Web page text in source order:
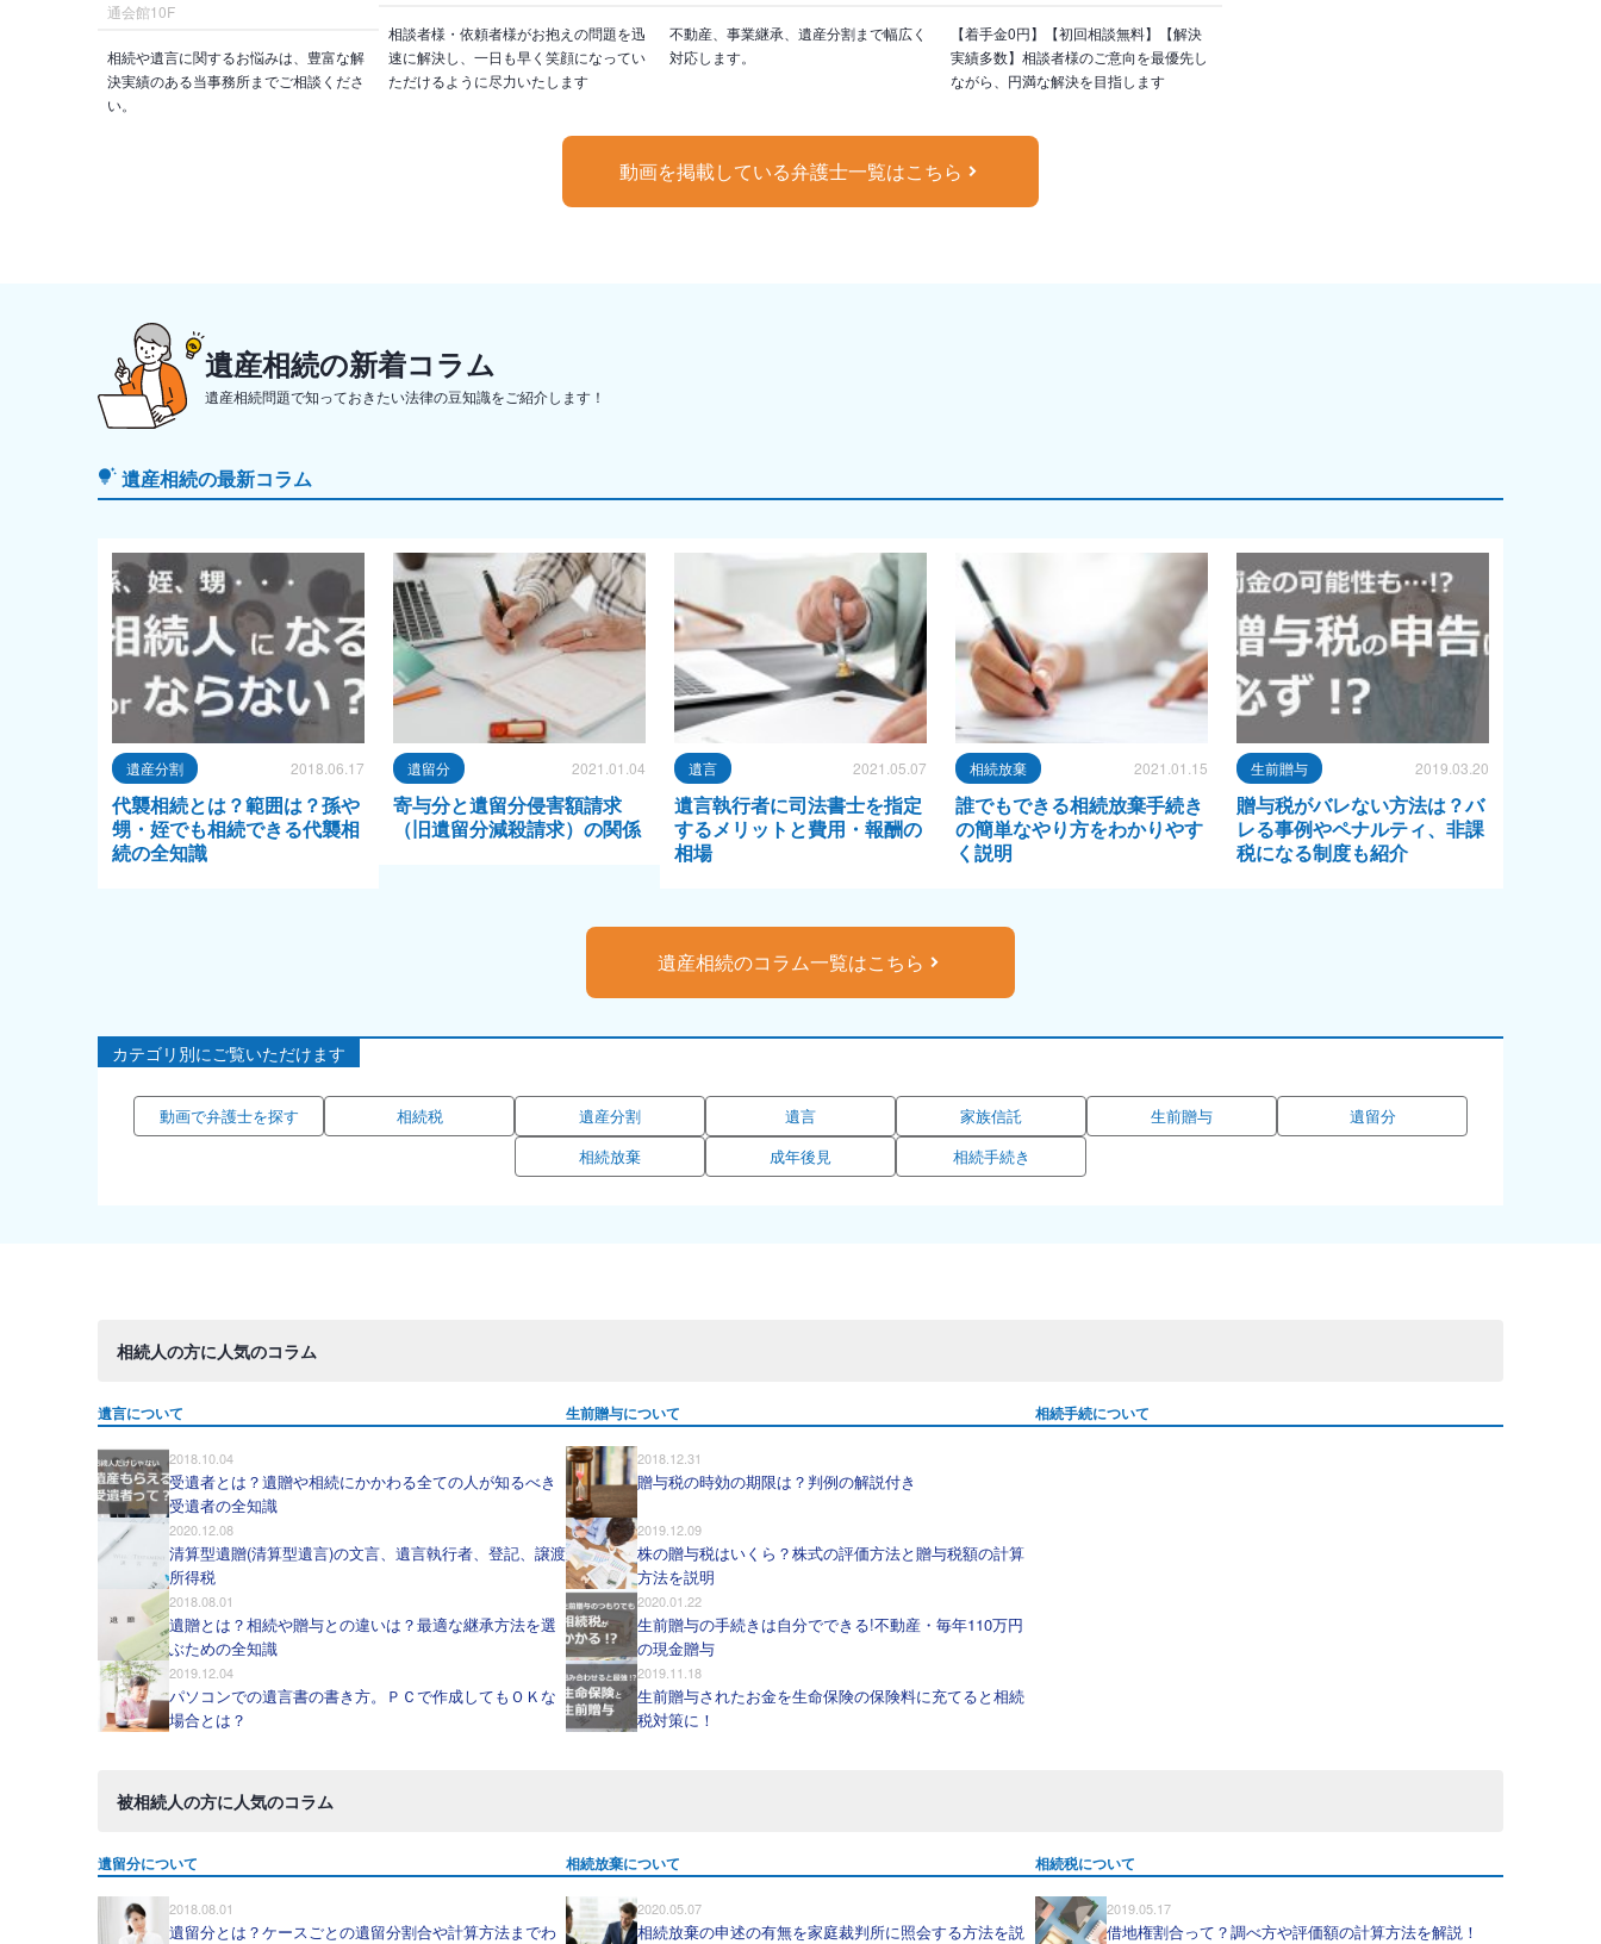
通会館10F
相続や遺言に関するお悩みは、豊富な解
決実績のある当事務所までご相談くださ
い。
相談者様・依頼者様がお抱えの問題を迅
速に解決し、一日も早く笑顔になってい
ただけるように尽力いたします
不動産、事業継承、遺産分割まで幅広く
対応します。
【着手金0円】【初回相談無料】【解決
実績多数】相談者様のご意向を最優先し
ながら、円満な解決を目指します
動画を掲載している弁護士一覧はこちら
遺産相続の新着コラム
遺産相続問題で知っておきたい法律の豆知識をご紹介します！
遺産相続の最新コラム
遺産分割 2018.06.17
代襲相続とは？範囲は？孫や
甥・姪でも相続できる代襲相
続の全知識
遺留分 2021.01.04
寄与分と遺留分侵害額請求
（旧遺留分減殺請求）の関係
遺言 2021.05.07
遺言執行者に司法書士を指定
するメリットと費用・報酬の
相場
相続放棄 2021.01.15
誰でもできる相続放棄手続き
の簡単なやり方をわかりやす
く説明
生前贈与 2019.03.20
贈与税がバレない方法は？バ
レる事例やペナルティ、非課
税になる制度も紹介
遺産相続のコラム一覧はこちら
カテゴリ別にご覧いただけます
動画で弁護士を探す 相続税 遺産分割 遺言 家族信託 生前贈与
遺留分
相続放棄
成年後見 相続手続き
相続人の方に人気のコラム
遺言について
2018.10.04
受遺者とは？遺贈や相続にかかわる全ての人が知るべき
受遺者の全知識
2020.12.08
清算型遺贈(清算型遺言)の文言、遺言執行者、登記、譲渡
所得税
2018.08.01
遺贈とは？相続や贈与との違いは？最適な継承方法を選
ぶための全知識
2019.12.04
パソコンでの遺言書の書き方。ＰＣで作成してもＯＫな
場合とは？
生前贈与について
2018.12.31
贈与税の時効の期限は？判例の解説付き
2019.12.09
株の贈与税はいくら？株式の評価方法と贈与税額の計算
方法を説明
2020.01.22
生前贈与の手続きは自分でできる!不動産・毎年110万円
の現金贈与
2019.11.18
生前贈与されたお金を生命保険の保険料に充てると相続
税対策に！
相続手続について
被相続人の方に人気のコラム
遺留分について
2018.08.01
遺留分とは？ケースごとの遺留分割合や計算方法までわ
相続放棄について
2020.05.07
相続放棄の申述の有無を家庭裁判所に照会する方法を説
相続税について
2019.05.17
借地権割合って？調べ方や評価額の計算方法を解説！